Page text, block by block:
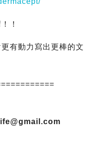
！
有動力寫出更棒的文